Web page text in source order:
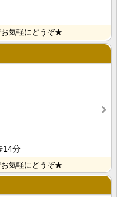
お気軽にどうぞ★
14分
お気軽にどうぞ★